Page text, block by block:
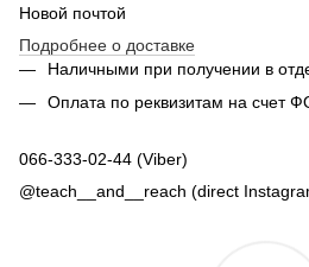
Новой почтой
Подробнее о доставке
Наличными при получении в
Оплата по реквизитам на счет
066-333-02-44 (Viber)
@teach__and__reach (direct